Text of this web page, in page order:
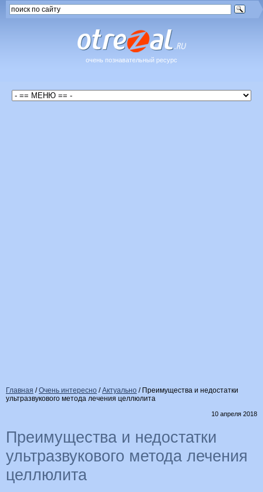
очень познавательный ресурс
Главная /Очень интересно /Актуально / Преимущества и недостатки
ультразвукового метода лечения целлюлита
10 апреля 2018
Преимущества и недостатки
ультразвукового метода лечения
целлюлита